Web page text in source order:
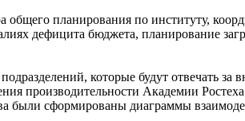
планирования по институту,
дефицита бюджета, планирование
которые будут отвечать
производительности Академии
были сформированы диаграммы